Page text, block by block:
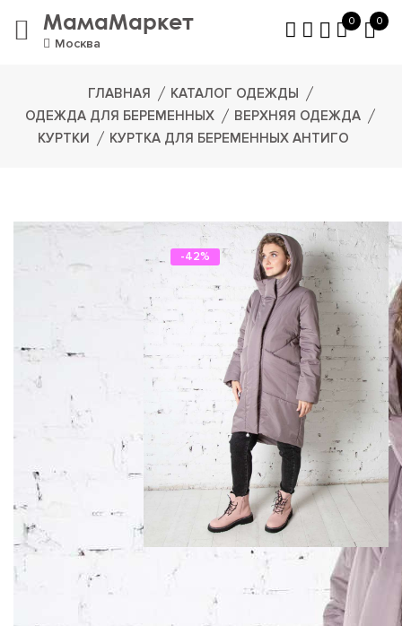
МамаМаркет
Москва
0 0
ГЛАВНАЯ
КАТАЛОГ ОДЕЖДЫ
ОДЕЖДА ДЛЯ БЕРЕМЕННЫХ
ВЕРХНЯЯ ОДЕЖДА
КУРТКИ
КУРТКА ДЛЯ БЕРЕМЕННЫХ АНТИГО
-42%